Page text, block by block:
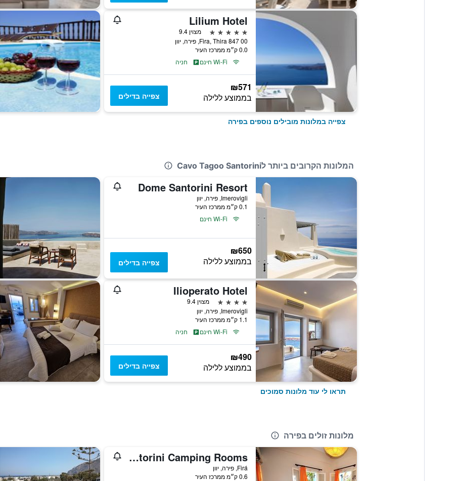
Lilium Hotel
5 כוכבים
מצוין 9.4
Fira, Thira 847 00, פירה, יוון
0.0 ק״מ ממרכז העיר
Wi-Fi חינם
חניה
₪571
בממוצע ללילה צפייה בדילים
צפייה במלונות מובילים נוספים בפירה
המלונות הקרובים ביותר לCavo Tagoo Santorini
Dome Santorini Resort
Imerovigli, פירה, יוון
0.1 ק״מ ממרכז העיר
Wi-Fi חינם
₪650
בממוצע ללילה צפייה בדילים
Ilioperato Hotel
4 כוכבים
מצוין 9.4
Imerovigli, פירה, יוון
1.1 ק״מ ממרכז העיר
Wi-Fi חינם
חניה
₪490
בממוצע ללילה צפייה בדילים
תראו לי עוד מלונות סמוכים
מלונות זולים בפירה
Santorini Camping Rooms
Firá, פירה, יוון
0.6 ק״מ ממרכז העיר